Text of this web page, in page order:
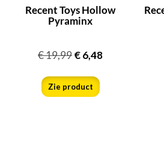
Recent Toys Hollow
Pyraminx
€19,99€6,48
Zie product